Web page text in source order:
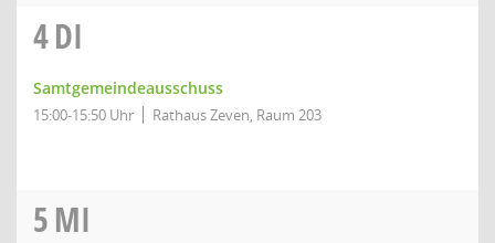
4DI
Samtgemeindeausschuss
15:00-15:50 Uhr Rathaus Zeven, Raum 203
5MI